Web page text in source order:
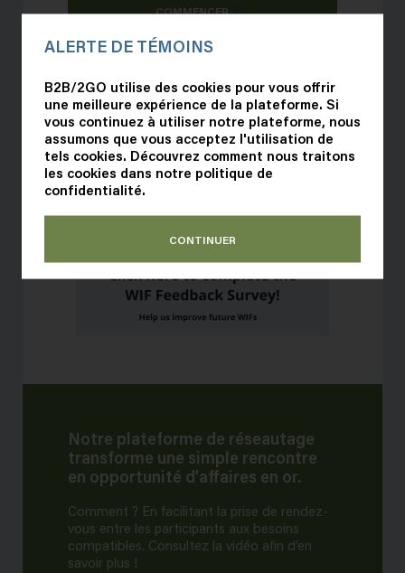
ALERTE DE TÉMOINS
B2B/2GO utilise des cookies pour vous offrir
une meilleure expérience de la plateforme. Si
vous continuez à utiliser notre plateforme, nous
assumons que vous acceptez l'utilisation de
tels cookies. Découvrez comment nous traitons
les cookies dans notre politique de
confidentialité.
CONTINUER
COMMENCER
Sondage FIO 2026:
Notre plateforme de réseautage
transforme une simple rencontre
en opportunité d’affaires en or.
Comment ? En facilitant la prise de rendez-
vous entre les participants aux besoins
compatibles. Consultez la vidéo afin d’en
savoir plus !